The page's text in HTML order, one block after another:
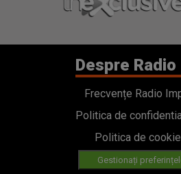
Despre
Frecvențe Radio
Politica de
Politica de
Gestionați